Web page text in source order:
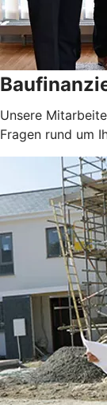
Unsere
Fragen rund um